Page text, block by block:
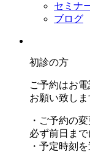
セミナ
ブログ
初診の方
ご予約はお
お願い致しま
・ご予約の
必ず前日まで
・予定時刻